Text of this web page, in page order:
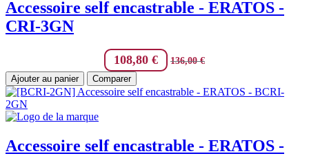
Accessoire self encastrable - ERATOS -
CRI-3GN
108,80 € 136,00€
Ajouter au panier
Comparer
Accessoire self encastrable - ERATOS -